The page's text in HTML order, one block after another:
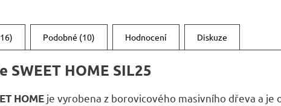
Podobné (10) Hodnocení Diskuze
HOME SIL25
HOME je vyrobena z borovicového masivního dřeva a